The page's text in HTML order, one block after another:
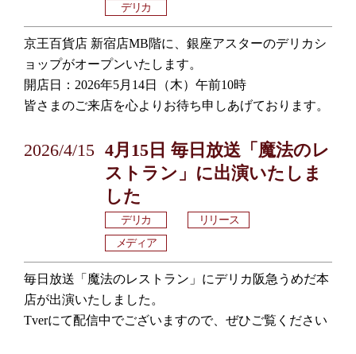
デリカ
京王百貨店 新宿店MB階に、銀座アスターのデリカシ
ョップがオープンいたします。
開店日：2026年5月14日（木）午前10時
皆さまのご来店を心よりお待ち申しあげております。
2026/4/15 4月15日 毎日放送「魔法のレ
ストラン」に出演いたしま
した
デリカ
リリース
メディア
毎日放送「魔法のレストラン」にデリカ阪急うめだ本
店が出演いたしました。
Tverにて配信中でございますので、ぜひご覧ください